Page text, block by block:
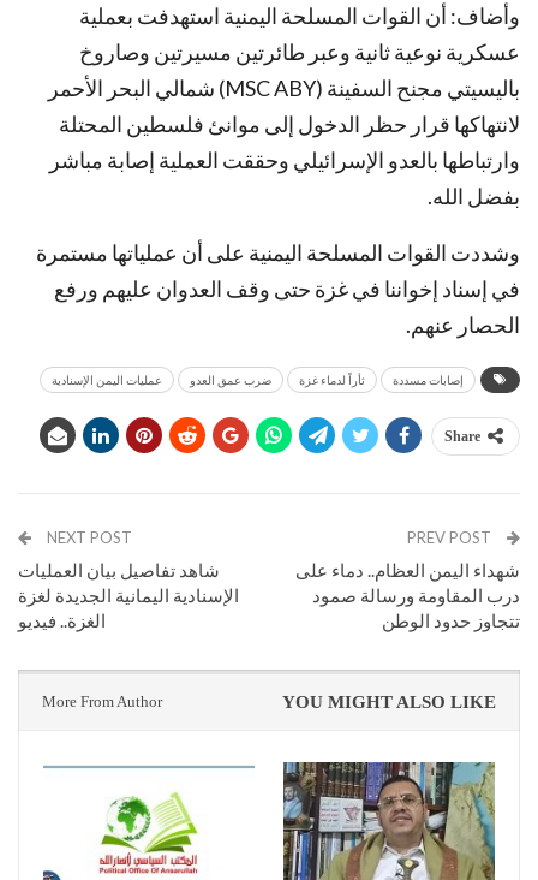
وأضاف: أن القوات المسلحة اليمنية استهدفت بعملية
عسكرية نوعية ثانية وعبر طائرتين مسيرتين وصاروخ
باليسيتي مجنح السفينة (MSC ABY) شمالي البحر الأحمر
لانتهاكها قرار حظر الدخول إلى موانئ فلسطين المحتلة
وارتباطها بالعدو الإسرائيلي وحققت العملية إصابة مباشر
بفضل الله.
وشددت القوات المسلحة اليمنية على أن عملياتها مستمرة
في إسناد إخواننا في غزة حتى وقف العدوان عليهم ورفع
الحصار عنهم.
إصابات مسددة ثأراً لدماء غزة ضرب عمق العدو عمليات اليمن الإسنادية
Share
شهداء اليمن العظام.. دماء على
درب المقاومة ورسالة صمود
تتجاوز حدود الوطن
NEXT POST
شاهد تفاصيل بيان العمليات
الإسنادية اليمانية الجديدة لغزة
الغزة.. فيديو
YOU MIGHT ALSO LIKE
More From Author